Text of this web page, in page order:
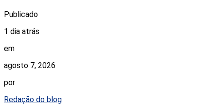
Publicado
1 dia atrás
em
agosto 7, 2026
por
Redação do blog